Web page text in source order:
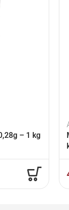
– 1 kg